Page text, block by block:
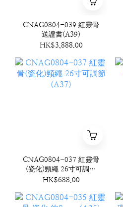
CNAG0804-039 紅靈骨
送證書(A39)
HK$3,888.00
CNAG0804-037 紅靈骨
(瓷化)頸繩 26寸可調節
(A37)
HK$688.00